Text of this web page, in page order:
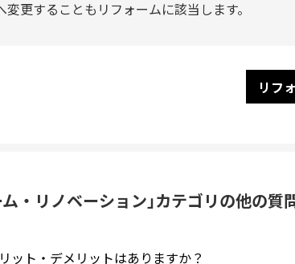
更することもリフォームに該当します。
リフ
・リノベーション｣カテゴリの他の質
ット・デメリットはありますか？